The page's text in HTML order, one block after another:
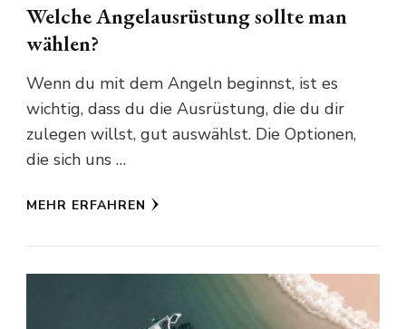
Welche Angelausrüstung sollte man
wählen?
Wenn du mit dem Angeln beginnst, ist es
wichtig, dass du die Ausrüstung, die du dir
zulegen willst, gut auswählst. Die Optionen,
die sich uns …
MEHR ERFAHREN